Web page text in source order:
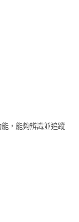
，能夠辨識並追蹤